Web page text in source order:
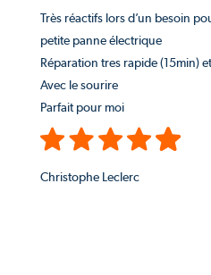
Très réactifs lors d’un besoin
petite panne électrique
Réparation tres rapide (15min)
Avec le sourire
Parfait pour moi
Christophe Leclerc